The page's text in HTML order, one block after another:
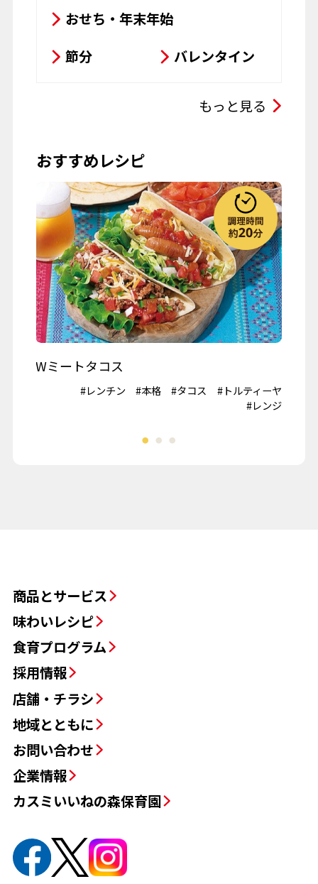
粉物
お菓子
パスタ
おせち・年末年始
節分
バレンタイン
お彼岸
お月見
ハロウィーン
クリスマス
春の行楽
秋の行楽
記念日・お祝い
ワイン
もっと見る
おすすめレシピ
Wミートタコス
#レンチン #本格 #タコス
#トルティーヤ
#レンジ
商品とサービス
味わいレシピ
食育プログラム
採用情報
店舗・チラシ
地域とともに
お問い合わせ
企業情報
カスミいいねの森保育園